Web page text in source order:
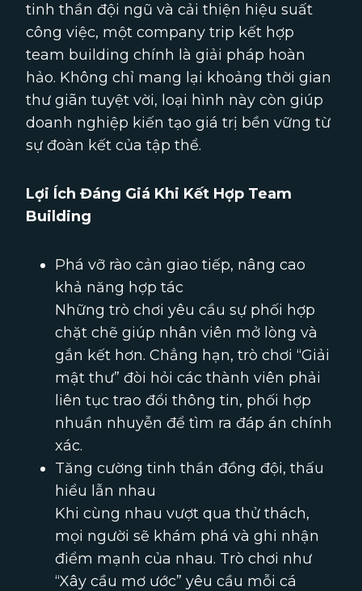
tinh thần đội ngũ và cải thiện hiệu suất
công việc, một company trip kết hợp
team building chính là giải pháp hoàn
hảo. Không chỉ mang lại khoảng thời gian
thư giãn tuyệt vời, loại hình này còn giúp
doanh nghiệp kiến tạo giá trị bền vững từ
sự đoàn kết của tập thể.
Lợi Ích Đáng Giá Khi Kết Hợp Team
Building
Phá vỡ rào cản giao tiếp, nâng cao
khả năng hợp tác
Những trò chơi yêu cầu sự phối hợp
chặt chẽ giúp nhân viên mở lòng và
gắn kết hơn. Chẳng hạn, trò chơi “Giải
mật thư” đòi hỏi các thành viên phải
liên tục trao đổi thông tin, phối hợp
nhuần nhuyễn để tìm ra đáp án chính
xác.
Tăng cường tinh thần đồng đội, thấu
hiểu lẫn nhau
Khi cùng nhau vượt qua thử thách,
mọi người sẽ khám phá và ghi nhận
điểm mạnh của nhau. Trò chơi như
“Xây cầu mơ ước” yêu cầu mỗi cá